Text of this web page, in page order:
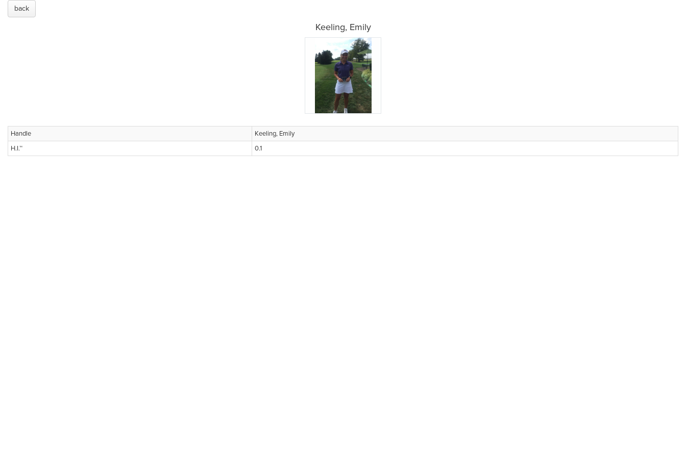
back
Keeling, Emily
Handle
Keeling, Emily
H.I.™
0.1